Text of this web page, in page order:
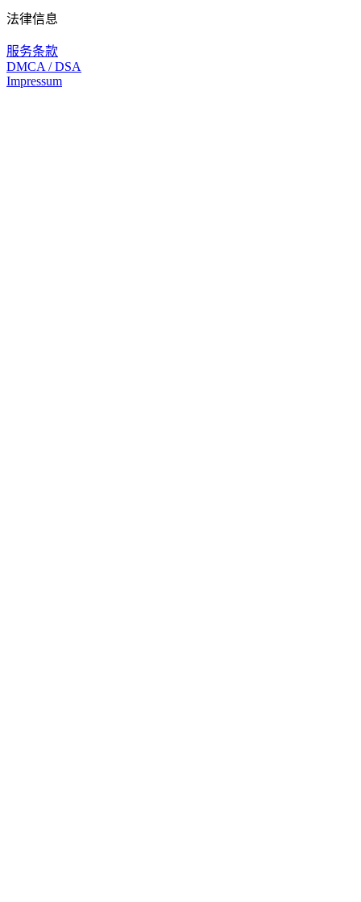
法律信息
服务条款
DMCA / DSA
Impressum